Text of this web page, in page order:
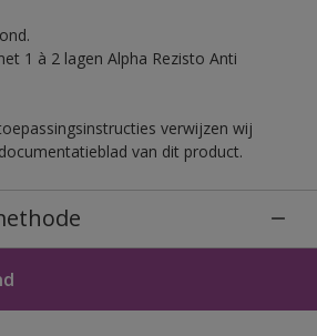
1 à 2 lagen Alpha Rezisto Anti
verwijzen wij
van dit product.